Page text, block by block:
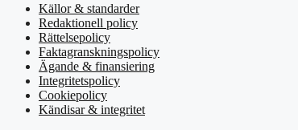
Källor & standarder
Redaktionell policy
Rättelsepolicy
Faktagranskningspolicy
Ägande & finansiering
Integritetspolicy
Cookiepolicy
Kändisar & integritet